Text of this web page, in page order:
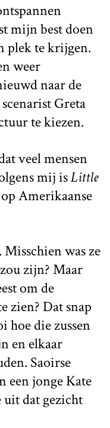
mijn best doen
plek te krijgen.
weer
naar de
Greta
te kiezen.
veel mensen
mij isLittle
Amerikaanse
was ze
zijn? Maar
om de
zien? Dat snap
hoe die zussen
en elkaar
Saoirse
een jonge Kate
dat gezicht